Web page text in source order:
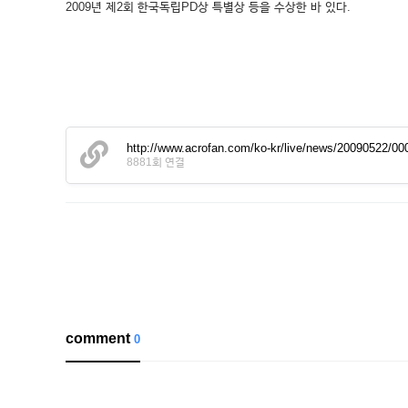
2009년 제2회 한국독립PD상 특별상 등을 수상한 바 있다.
http://www.acrofan.com/ko-kr/live/news/20090522/
8881회 연결
comment0